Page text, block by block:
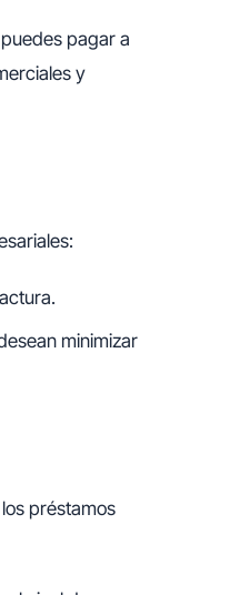
pagar a
y
minimizar
préstamos